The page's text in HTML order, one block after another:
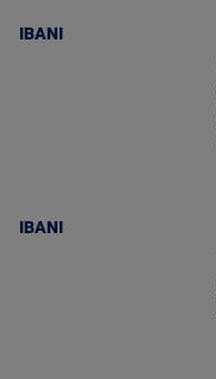
IBANI
IBANI